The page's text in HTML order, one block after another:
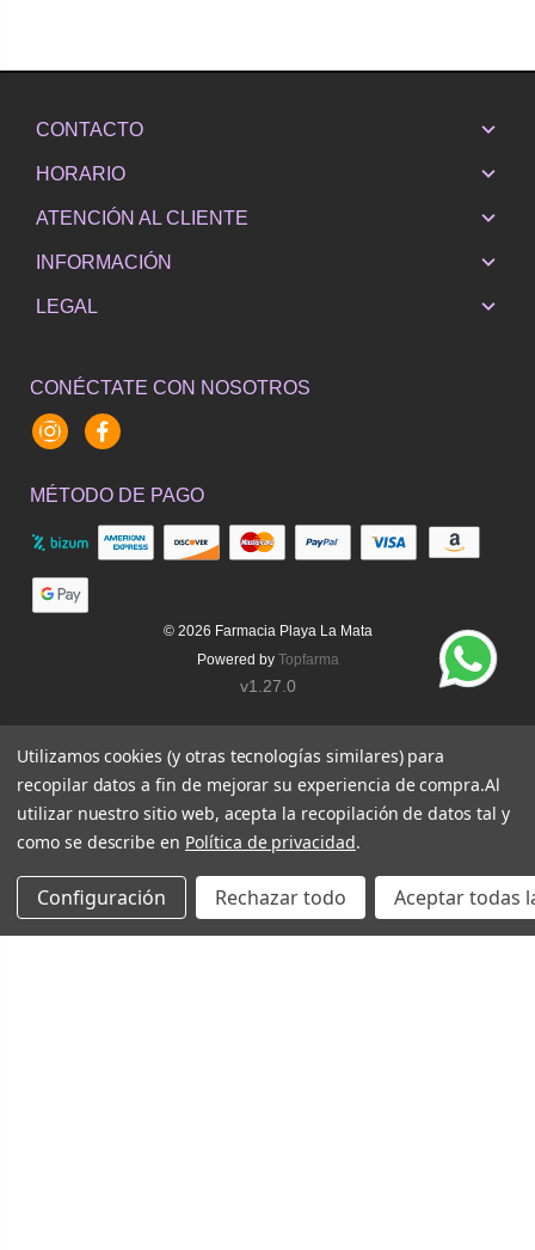
CONTACTO
HORARIO
ATENCIÓN AL CLIENTE
INFORMACIÓN
LEGAL
CONÉCTATE CON NOSOTROS
InstagramFacebook
MÉTODO DE PAGO
© 2026 Farmacia Playa La Mata
Powered by Topfarma
v1.27.0
Utilizamos cookies (y otras tecnologías similares) para
recopilar datos a fin de mejorar su experiencia de compra.Al
utilizar nuestro sitio web, acepta la recopilación de datos tal y
como se describe en Política de privacidad.
Configuración Rechazar todo Aceptar todas